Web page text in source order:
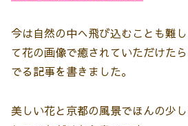
今は自然の中へ飛び込むことも難
て花の画像で癒されていただけた
でる記事を書きました。
美しい花と京都の風景でほんの少